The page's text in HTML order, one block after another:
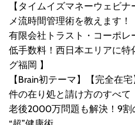
【タイムイズマネーウェビ
メ流時間管理術を教えます！
有限会社トラスト・コーポレ
低手数料！西日本エリアに
グ福岡 】
【Brain初テーマ】【完全在
件の在り処と請け方のすべて
老後2000万問題も解決！9割